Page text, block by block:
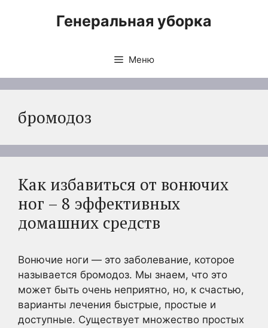
Генеральная уборка
Меню
бромодоз
Как избавиться от вонючих
ног – 8 эффективных
домашних средств
Вонючие ноги — это заболевание, которое
называется бромодоз. Мы знаем, что это
может быть очень неприятно, но, к счастью,
варианты лечения быстрые, простые и
доступные. Существует множество простых